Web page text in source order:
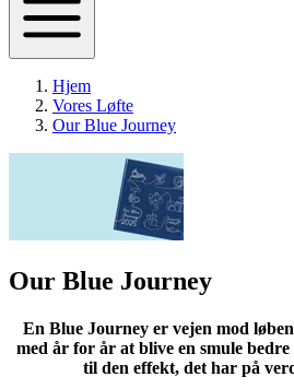
Hjem
Vores Løfte
Our Blue Journey
Our Blue Journey
En Blue Journey er vejen mod
med år for år at blive en smule
til den effekt, det har på